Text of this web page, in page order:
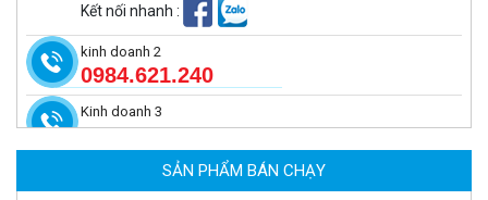
Kết nối nhanh :
kinh doanh 2
0984.621.240
Kinh doanh 3
SẢN PHẨM BÁN CHẠY
Camera tích hợp đầu báo nhiệt 2MP Hikfire HF-VH 223
MUA NGAY